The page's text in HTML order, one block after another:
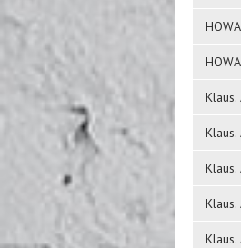
Klaus.
Klaus.
Klaus.
Klaus.
Klaus.